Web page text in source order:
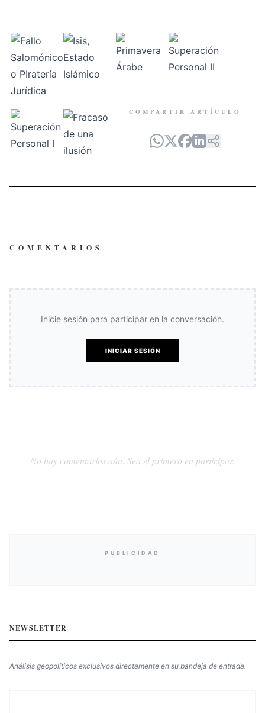
COMPARTIR ARTÍCULO
COMENTARIOS
Inicie sesión para participar en la conversación.
INICIAR SESIÓN
No hay comentarios aún. Sea el primero en participar.
PUBLICIDAD
NEWSLETTER
Análisis geopolíticos exclusivos directamente en su bandeja de entrada.